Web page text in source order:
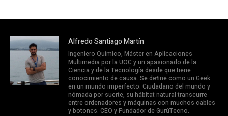
Alfredo Santiago Martín
Ingeniero Químico, Máster en Aplicaciones
Multimedia por la UOC y un apasionado de la
Ciencia y de la Tecnología desde que tiene
conocimiento de causa. Se define como un Geek
en un mundo imperfecto. Ciudadano del mundo y
nómada por suerte, su hábitat natural transcurre
entre ordenadores y máquinas con muchos cables
y botones. CEO y Fundador de GurúTecno.